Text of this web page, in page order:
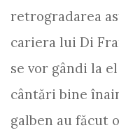
retrogradarea
cariera lui Di
se vor gândi la
cântări bine
galben au făcut